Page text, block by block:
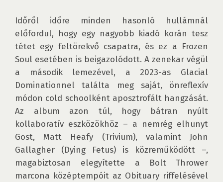
Időről időre minden hasonló hullámnál
előfordul, hogy egy nagyobb kiadó korán tesz
tétet egy feltörekvő csapatra, és ez a Frozen
Soul esetében is beigazolódott. A zenekar végül
a második lemezével, a 2023-as Glacial
Dominationnel találta meg saját, önreflexív
módon cold schoolként aposztrofált hangzását.
Az album azon túl, hogy bátran nyúlt
kollaboratív eszközökhöz – a nemrég elhunyt
Gost, Matt Heafy (Trivium), valamint John
Gallagher (Dying Fetus) is közreműködött –,
magabiztosan elegyítette a Bolt Thrower
marcona középtempóit az Obituary riffelésével